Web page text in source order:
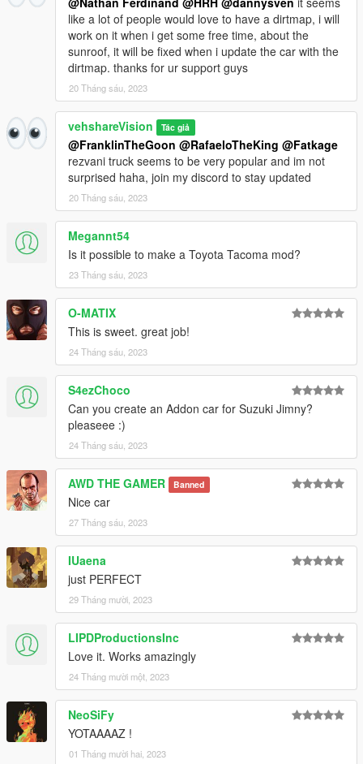
like a lot of people would love to have a dirtmap, i will
work on it when i get some free time, about the
sunroof, it will be fixed when i update the car with the
dirtmap. thanks for ur support guys
20 Tháng sáu, 2023
vehshareVision Tác giả
@FranklinTheGoon @RafaeloTheKing @Fatkage
rezvani truck seems to be very popular and im not
surprised haha, join my discord to stay updated
20 Tháng sáu, 2023
Megannt54
Is it possible to make a Toyota Tacoma mod?
23 Tháng sáu, 2023
O-MATIX
This is sweet. great job!
24 Tháng sáu, 2023
S4ezChoco
Can you create an Addon car for Suzuki Jimny?
pleaseee :)
24 Tháng sáu, 2023
AWD THE GAMER Banned
Nice car
27 Tháng sáu, 2023
IUaena
just PERFECT
29 Tháng mười, 2023
LIPDProductionsInc
Love it. Works amazingly
24 Tháng mười một, 2023
NeoSiFy
YOTAAAAZ !
01 Tháng mười hai, 2023